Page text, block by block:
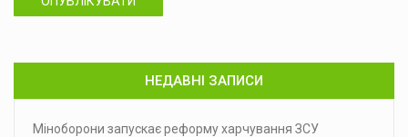
НЕДАВНІ ЗАПИСИ
Міноборони запускає реформу харчування ЗСУ